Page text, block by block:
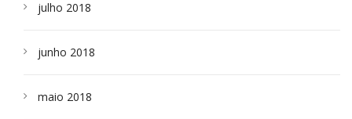
julho 2018
junho 2018
maio 2018